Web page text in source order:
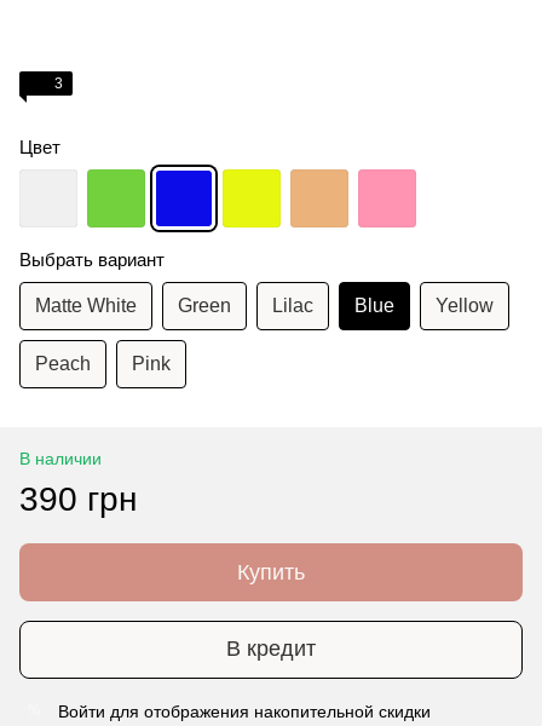
3
Цвет
Выбрать вариант
Matte White Green Lilac Blue Yellow
Peach Pink
В наличии
390 грн
Купить
В кредит
Войти для отображения накопительной скидки